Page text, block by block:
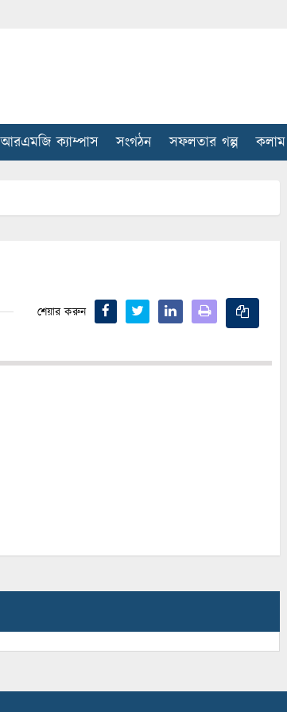
আরএমজি ক্যাম্পাস সংগঠন সফলতার গল্প কলাম
শেয়ার করুন